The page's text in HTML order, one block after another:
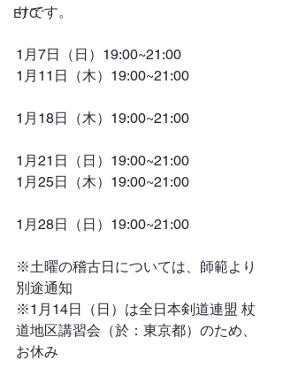
ETC
りです。
1月7日（日）19:00~21:00
1月11日（木）19:00~21:00
1月18日（木）19:00~21:00
1月21日（日）19:00~21:00
1月25日（木）19:00~21:00
1月28日（日）19:00~21:00
※土曜の稽古日については、師範より
別途通知
※1月14日（日）は全日本剣道連盟 杖
道地区講習会（於：東京都）のため、
お休み